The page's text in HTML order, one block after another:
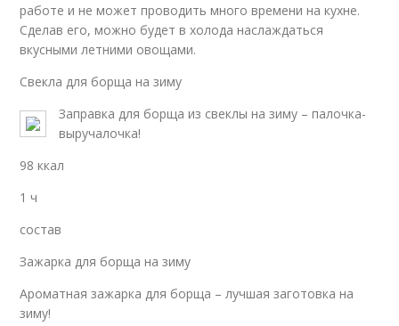
работе и не может проводить много времени на кухне.
Сделав его, можно будет в холода наслаждаться
вкусными летними овощами.
Свекла для борща на зиму
Заправка для борща из свеклы на зиму – палочка-
выручалочка!
98 ккал
1 ч
состав
Зажарка для борща на зиму
Ароматная зажарка для борща – лучшая заготовка на
зиму!